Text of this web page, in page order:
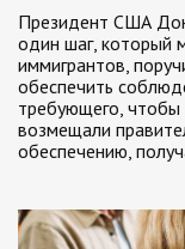
Президент США
один шаг, который
иммигрантов,
обеспечить
требующего, чтобы
возмещали
обеспечению,